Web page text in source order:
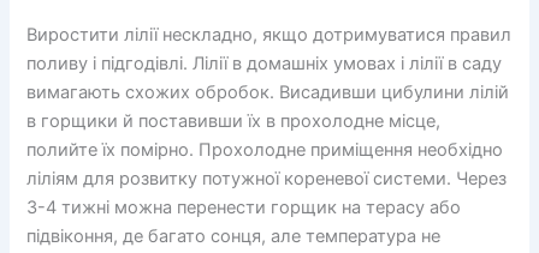
Виростити лілії нескладно, якщо дотримуватися правил
поливу і підгодівлі. Лілії в домашніх умовах і лілії в саду
вимагають схожих обробок. Висадивши цибулини лілій
в горщики й поставивши їх в прохолодне місце,
полийте їх помірно. Прохолодне приміщення необхідно
ліліям для розвитку потужної кореневої системи. Через
3-4 тижні можна перенести горщик на терасу або
підвіконня, де багато сонця, але температура не